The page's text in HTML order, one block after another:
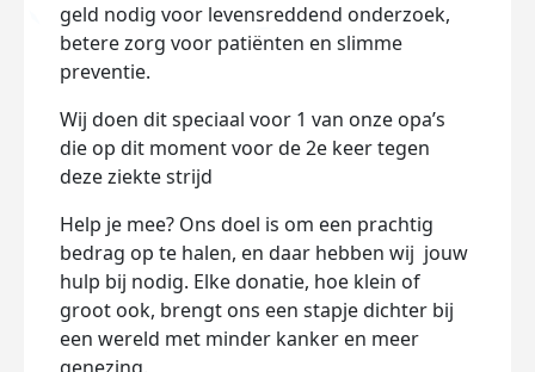
geld nodig voor levensreddend onderzoek,
betere zorg voor patiënten en slimme
preventie.
Wij doen dit speciaal voor 1 van onze opa’s
die op dit moment voor de 2e keer tegen
deze ziekte strijd
Help je mee? Ons doel is om een prachtig
bedrag op te halen, en daar hebben wij jouw
hulp bij nodig. Elke donatie, hoe klein of
groot ook, brengt ons een stapje dichter bij
een wereld met minder kanker en meer